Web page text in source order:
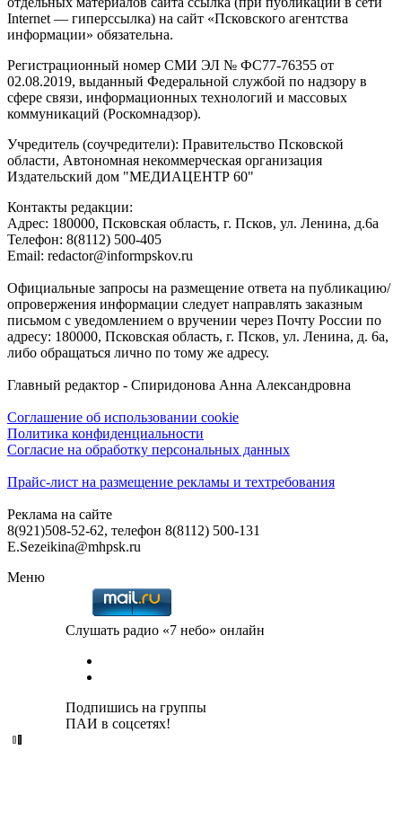
Internet — гиперссылка) на сайт «Псковского агентства
информации» обязательна.
Регистрационный номер СМИ ЭЛ № ФС77-76355 от
02.08.2019, выданный Федеральной службой по надзору в
сфере связи, информационных технологий и массовых
коммуникаций (Роскомнадзор).
Учредитель (соучредители): Правительство Псковской
области, Автономная некоммерческая организация
Издательский дом "МЕДИАЦЕНТР 60"
Контакты редакции:
Адреc: 180000, Псковская область, г. Псков, ул. Ленина, д.6а
Телефон: 8(8112) 500-405
Email: redactor@informpskov.ru
Официальные запросы на размещение ответа на публикацию/
опровержения информации следует направлять заказным
письмом с уведомлением о вручении через Почту России по
адресу: 180000, Псковская область, г. Псков, ул. Ленина, д. 6а,
либо обращаться лично по тому же адресу.
Главный редактор - Спиридонова Анна Александровна
Соглашение об использовании cookie
Политика конфиденциальности
Согласие на обработку персональных данных
Прайс-лист на размещение рекламы и техтребования
Реклама на сайте
8(921)508-52-62, телефон 8(8112) 500-131
E.Sezeikina@mhpsk.ru
Меню
Слушать радио «7 небо» онлайн
Подпишись на группы
ПАИ в соцсетях!